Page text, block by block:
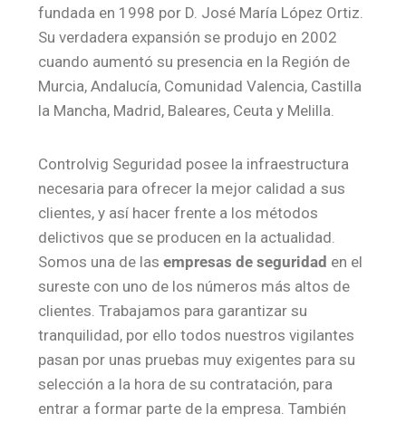
fundada en 1998 por D. José María López Ortiz.
Su verdadera expansión se produjo en 2002
cuando aumentó su presencia en la Región de
Murcia, Andalucía, Comunidad Valencia, Castilla
la Mancha, Madrid, Baleares, Ceuta y Melilla.
Controlvig Seguridad posee la infraestructura
necesaria para ofrecer la mejor calidad a sus
clientes, y así hacer frente a los métodos
delictivos que se producen en la actualidad.
Somos una de las empresas de seguridad en el
sureste con uno de los números más altos de
clientes. Trabajamos para garantizar su
tranquilidad, por ello todos nuestros vigilantes
pasan por unas pruebas muy exigentes para su
selección a la hora de su contratación, para
entrar a formar parte de la empresa. También